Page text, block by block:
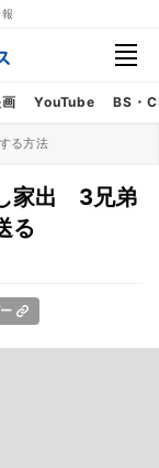
YouTube BS・
る方法
家出 3兄弟
る